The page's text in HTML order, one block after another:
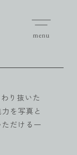
menu
り抜いた
を写真と
だける一